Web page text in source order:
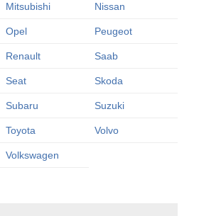
Mitsubishi Nissan
Opel Peugeot
Renault Saab
Seat Skoda
Subaru Suzuki
Toyota Volvo
Volkswagen